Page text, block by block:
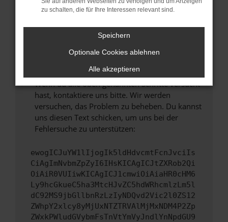
sind.
Sicherheitsrisiko, sondern kann auch dazu
unterstützt werden.
Wende dich an den Webseitenbetreiber.
Wenn du alle oben genannten Schritte versucht
hast, kontaktiere uns bitte. Wir werden
versuchen, das Problem zu beheben. Du kannst
uns diesen Text schicken, um uns bei der
Fehlersuche zu unterstützen:
ewogICJuYW1lIjogIk5ldHdvcmtFcnJvciIs
CiAgImNvbmZpZyI6IHsKICAgICJtZXRob2Qi
OiAiR0VUIiwKICAgICJ1cmwiOiAiaHR0cHM6
Ly9hcGkueC5ha3MtcHJvZC5hdWRhcmlzLm5l
dC92MS9jbGllbnRzLzIyNDQvd2Vic2l0ZS12
ZWhpY2xlcy8yMjUxNTZTRVAlMjMxNDM4P2Zp
ZWxkPWludGVybmFsTnVtYmVyJndlYnNpdGU9
zu schalten, die für Ihre Interessen relevant sind.
Speichern
Optionale Cookies ablehnen
Alle akzeptieren